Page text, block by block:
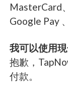
MasterCard
Google Pay
我可以使用
抱歉，
付款。